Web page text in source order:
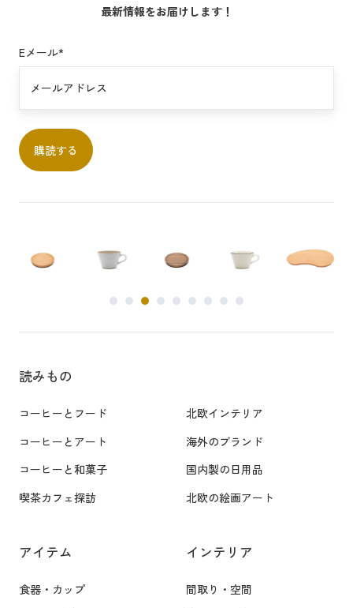
最新情報をお届けします！
Eメール*
読みもの
コーヒーとフード
コーヒーとアート
コーヒーと和菓子
喫茶カフェ探訪
北欧インテリア
海外のブランド
国内製の日用品
北欧の絵画アート
アイテム
食器・カップ
インテリア
間取り・空間